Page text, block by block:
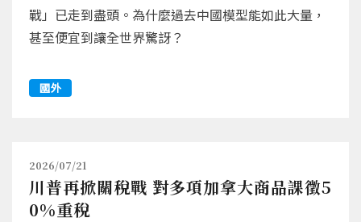
戰」已走到盡頭。為什麼過去中國模型能如此大量，
甚至便宜到讓全世界驚訝？
國外
2026/07/21
川普再掀關稅戰 對多項加拿大商品課徵5
0%重稅